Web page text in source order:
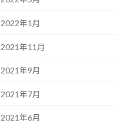
2022年1月
2021年11月
2021年9月
2021年7月
2021年6月